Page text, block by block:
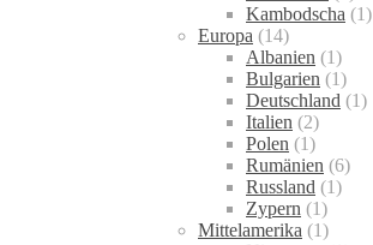
Kambodscha (1)
Europa (14)
Albanien (1)
Bulgarien (1)
Deutschland (1)
Italien (2)
Polen (1)
Rumänien (6)
Russland (1)
Zypern (1)
Mittelamerika (1)